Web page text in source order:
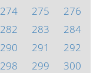
274 275
276
282 283
284
290 291
292
298 299
300